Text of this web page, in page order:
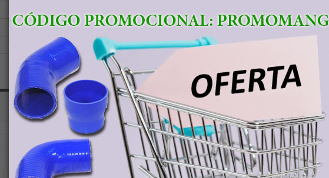
Módulo de elasticidad 113.8 GPa
Resistencia a la fluencia compresiva 970 MPa
Ultima fuerza de rotura 1860 MPa, para e/D = 2
Proporción de Poisson 0.342
Impacto Charpy 17 J, Forma V
Fuerza de fatiga 240 MPa, para 1E+7 ciclos. Kt (factor de concentración) = 3.3
Fuerza de fatiga 510 MPa, 10,000,000 Ciclos sin concentración
Resistencia a la fractura 75 MPa-m½